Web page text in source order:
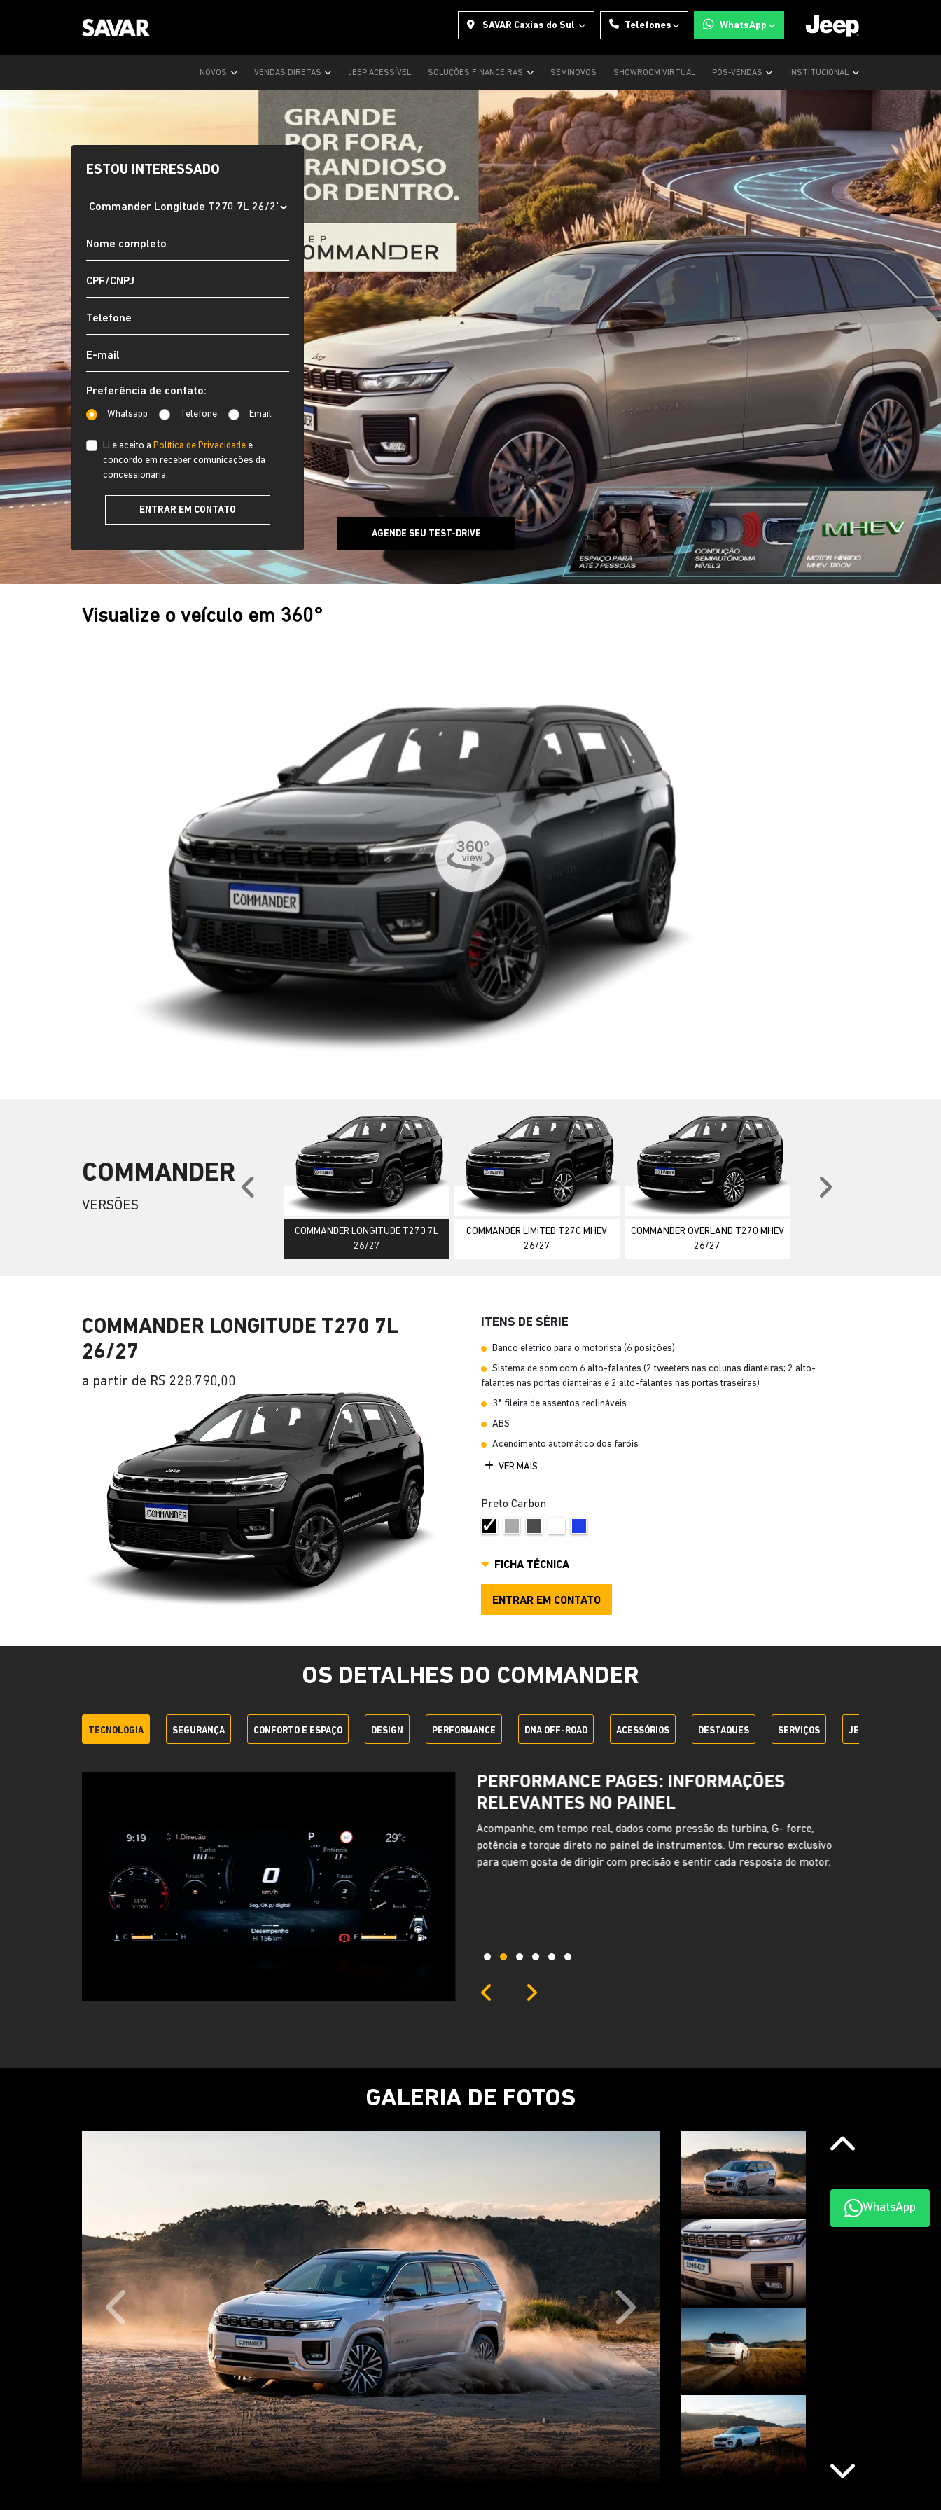
SAVAR Caxias do Sul Telefones WhatsApp
NOVOS VENDAS DIRETAS JEEP ACESSÍVEL SOLUÇÕES FINANCEIRAS SEMINOVOS SHOWROOM VIRTUAL PÓS-VENDAS INSTITUCIONAL
ESTOU INTERESSADO
Preferência de contato:
Whatsapp Telefone Email
Li e aceito a Política de Privacidade e
concordo em receber comunicações da
concessionária.
ENTRAR EM CONTATO
AGENDE SEU TEST-DRIVE
Visualize o veículo em 360°
COMMANDER
VERSÕES
COMMANDER LONGITUDE T270 7L
26/27
COMMANDER LIMITED T270 MHEV
26/27
COMMANDER OVERLAND T270 MHEV
26/27
Anterior
COMMANDER LONGITUDE T270 7L
26/27
a partir de R$ 228.790,00
ITENS DE SÉRIE
Banco elétrico para o motorista (6 posições)
Sistema de som com 6 alto-falantes (2 tweeters nas colunas dianteiras; 2 alto-
falantes nas portas dianteiras e 2 alto-falantes nas portas traseiras)
3ª fileira de assentos reclináveis
ABS
Acendimento automático dos faróis
VER MAIS
Preto Carbon
FICHA TÉCNICA
ENTRAR EM CONTATO
OS DETALHES DO COMMANDER
TECNOLOGIA SEGURANÇA CONFORTO E ESPAÇO DESIGN PERFORMANCE DNA OFF-ROAD ACESSÓRIOS DESTAQUES SERVIÇOS JEEP + SEM PARAR
ADVENTURE INTELLIGENCE PLUS
Em todos os Jeep Commander conectados, o Adventure Intelligence Plus
reúne tecnologia, segurança e praticidade. Com ele, você acompanha
remotamente as informações do veículo, realiza atualizações de software à
distância e conta com recursos de segurança como alerta preventivo e
PreviousNext
GALERIA DE FOTOS
Anterior Próximo
Anterior
WhatsApp